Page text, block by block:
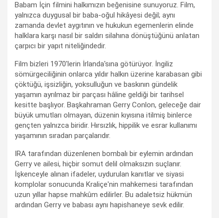
Babam İçin filmini halkımızın beğenisine sunuyoruz. Film,
yalnızca duygusal bir baba-oğul hikâyesi değil; aynı
zamanda devlet aygıtının ve hukukun egemenlerin elinde
halklara karşı nasıl bir saldırı silahına dönüştüğünü anlatan
çarpıcı bir yapıt niteliğindedir.
Film bizleri 1970'lerin İrlanda'sına götürüyor. İngiliz
sömürgeciliğinin onlarca yıldır halkın üzerine karabasan gibi
çöktüğü, işsizliğin, yoksulluğun ve baskının gündelik
yaşamın ayrılmaz bir parçası hâline geldiği bir tarihsel
kesitte başlıyor. Başkahraman Gerry Conlon, geleceğe dair
büyük umutları olmayan, düzenin kıyısına itilmiş binlerce
gençten yalnızca biridir. Hırsızlık, hippilik ve esrar kullanımı
yaşamının sıradan parçalarıdır.
IRA tarafından düzenlenen bombalı bir eylemin ardından
Gerry ve ailesi, hiçbir somut delil olmaksızın suçlanır.
İşkenceyle alınan ifadeler, uydurulan kanıtlar ve siyasi
komplolar sonucunda Kraliçe'nin mahkemesi tarafından
uzun yıllar hapse mahkûm edilirler. Bu adaletsiz hükmün
ardından Gerry ve babası aynı hapishaneye sevk edilir.